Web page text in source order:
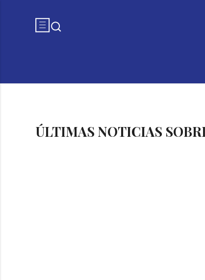
ÚLTIMAS NOTICIAS